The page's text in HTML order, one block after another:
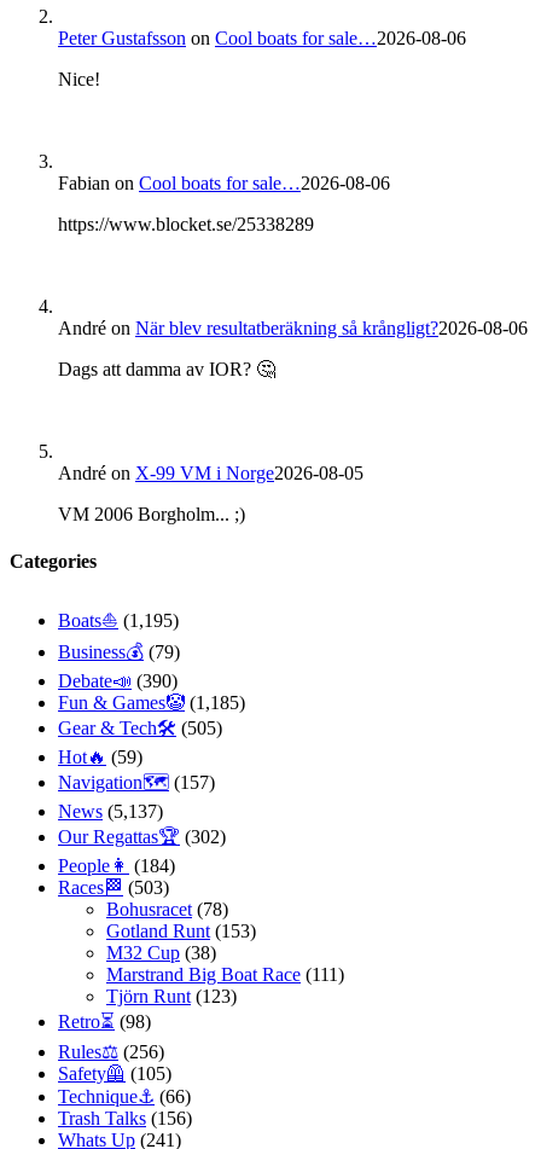
Peter Gustafsson on Cool boats for sale…2026-08-06
Nice!
Fabian on Cool boats for sale…2026-08-06
https://www.blocket.se/25338289
André on När blev resultatberäkning så krångligt?2026-08-06
Dags att damma av IOR? 🤔
André on X-99 VM i Norge2026-08-05
VM 2006 Borgholm... ;)
Categories
Boats⛵️ (1,195)
Business💰 (79)
Debate📣 (390)
Fun & Games🤡 (1,185)
Gear & Tech🛠 (505)
Hot🔥 (59)
Navigation🗺 (157)
News (5,137)
Our Regattas🏆 (302)
People👩 (184)
Races🏁 (503)
Bohusracet (78)
Gotland Runt (153)
M32 Cup (38)
Marstrand Big Boat Race (111)
Tjörn Runt (123)
Retro⏳ (98)
Rules⚖️ (256)
Safety🦺 (105)
Technique⚓️ (66)
Trash Talks (156)
Whats Up (241)